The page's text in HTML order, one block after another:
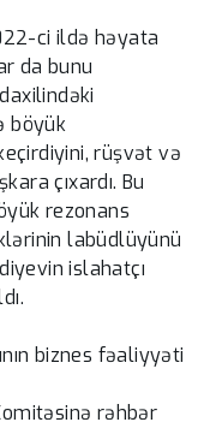
ci ildə həyata
da bunu
böyük
rüşvət və
çıxardı. Bu
rezonans
labüdlüyünü
islahatçı
biznes fəaliyyəti
rəhbər